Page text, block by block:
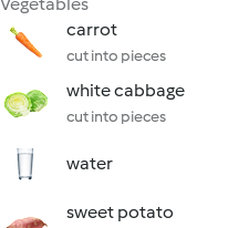
carrot
cut into pieces
white cabbage
cut into pieces
water
sweet potato